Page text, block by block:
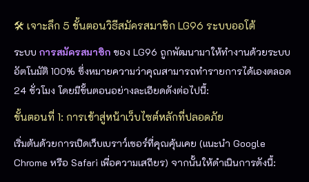
🛠 เจาะลึก 5 ขั้นตอนวิธีสมัครสมาชิก LG96 ระบบออโต้
ระบบ การสมัครสมาชิก ของ LG96 ถูกพัฒนามาให้ทำงานด้วยระบบ
อัตโนมัติ 100% ซึ่งหมายความว่าคุณสามารถทำรายการได้เองตลอด
24 ชั่วโมง โดยมีขั้นตอนอย่างละเอียดดังต่อไปนี้:
ขั้นตอนที่ 1: การเข้าสู่หน้าเว็บไซต์หลักที่ปลอดภัย
เริ่มต้นด้วยการเปิดเว็บเบราว์เซอร์ที่คุณคุ้นเคย (แนะนำ Google
Chrome หรือ Safari เพื่อความเสถียร) จากนั้นให้ดำเนินการดังนี้: